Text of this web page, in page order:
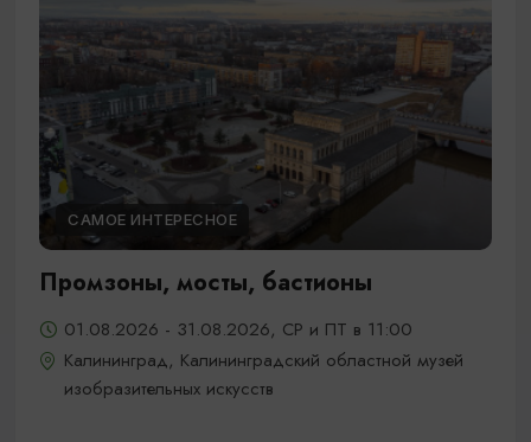
САМОЕ ИНТЕРЕСНОЕ
Промзоны, мосты, бастионы
01.08.2026 - 31.08.2026, СР и ПТ в 11:00
Калининград, Калининградский областной музей
изобразительных искусств